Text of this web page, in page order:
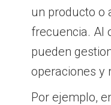
un producto o
frecuencia. Al
pueden
operaciones y
Por ejemplo,